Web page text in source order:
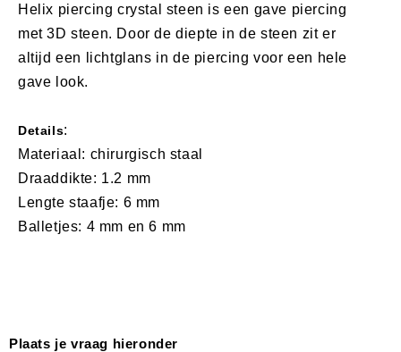
Helix piercing crystal steen is een gave piercing
met 3D steen. Door de diepte in de steen zit er
altijd een lichtglans in de piercing voor een hele
gave look.
Details:
Materiaal: chirurgisch staal
Draaddikte: 1.2 mm
Lengte staafje: 6 mm
Balletjes: 4 mm en 6 mm
Plaats je vraag hieronder